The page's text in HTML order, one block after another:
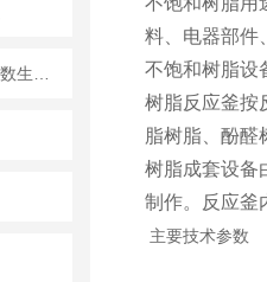
料、电器部件
不饱和树脂设
树脂反应釜
脂树脂、酚
树脂成套设备
制作。反应釜
主要技术参数